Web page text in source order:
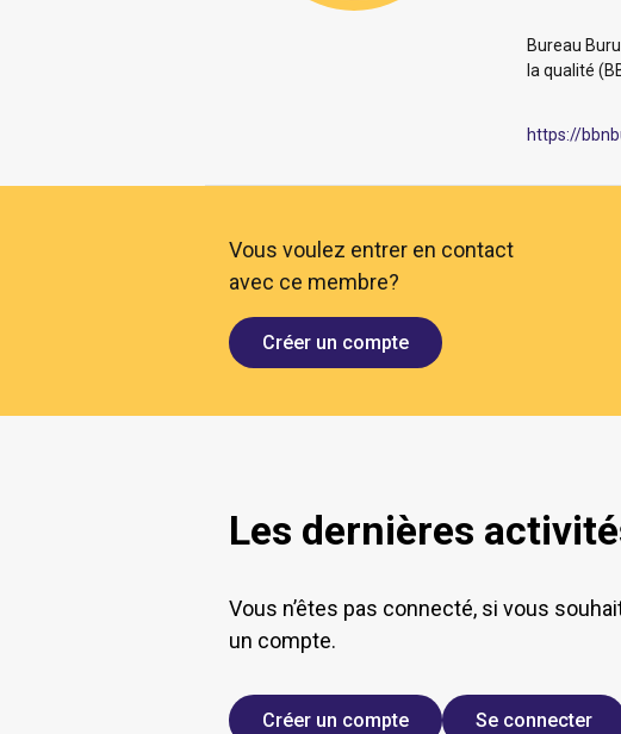
Bureau
la qualité
https://
Vous voulez entrer en contact
avec ce membre?
Créer un compte
Les dernières
Vous n’êtes pas connecté, si vous
un compte.
Créer un compte Se connecter